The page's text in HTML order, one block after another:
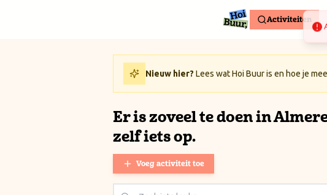
Activiteiten
Nieuw hier? Lees wat Hoi Buur is en hoe je
Er is zoveel te doen in
zelf iets op.
Voeg activiteit toe